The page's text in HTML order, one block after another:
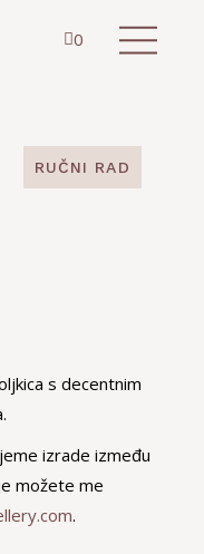
0
RUČNI RAD
s decentnim
izrade između
možete me
.